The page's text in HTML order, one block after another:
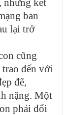
nhưng kết
ban
lại trở
cũng
trao đến với
đẽ,
nặng. Một
phải đổi